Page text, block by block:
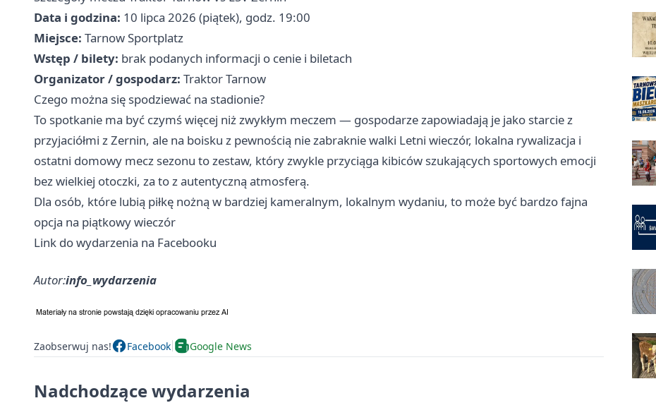
Data i godzina: 10 lipca 2026 (piątek), godz. 19:00
Miejsce: Tarnow Sportplatz
Wstęp / bilety: brak podanych informacji o cenie i biletach
Organizator / gospodarz: Traktor Tarnow
Czego można się spodziewać na stadionie?
To spotkanie ma być czymś więcej niż zwykłym meczem — gospodarze zapowiadają je jako starcie z
przyjaciółmi z Zernin, ale na boisku z pewnością nie zabraknie walki Letni wieczór, lokalna rywalizacja i
ostatni domowy mecz sezonu to zestaw, który zwykle przyciąga kibiców szukających sportowych emocji
bez wielkiej otoczki, za to z autentyczną atmosferą.
Dla osób, które lubią piłkę nożną w bardziej kameralnym, lokalnym wydaniu, to może być bardzo fajna
opcja na piątkowy wieczór
Link do wydarzenia na Facebooku
Autor:info_wydarzenia
Zaobserwuj nas! Facebook Google News
Nadchodzące wydarzenia